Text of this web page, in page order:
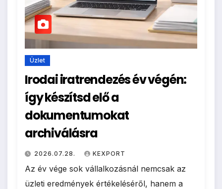
Üzlet
Irodai iratrendezés év végén:
így készítsd elő a
dokumentumokat
archiválásra
2026.07.28. KEXPORT
Az év vége sok vállalkozásnál nemcsak az
üzleti eredmények értékeléséről, hanem a